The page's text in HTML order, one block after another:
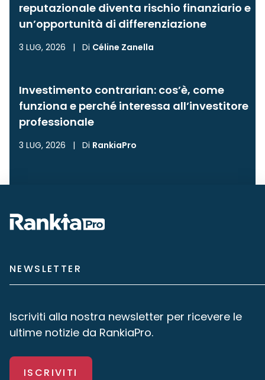
reputazionale diventa rischio finanziario e
un’opportunità di differenziazione
3 LUG, 2026 | Di Céline Zanella
Investimento contrarian: cos’è, come
funziona e perché interessa all’investitore
professionale
3 LUG, 2026 | Di RankiaPro
NEWSLETTER
Iscriviti alla nostra newsletter per ricevere le
ultime notizie da RankiaPro.
ISCRIVITI